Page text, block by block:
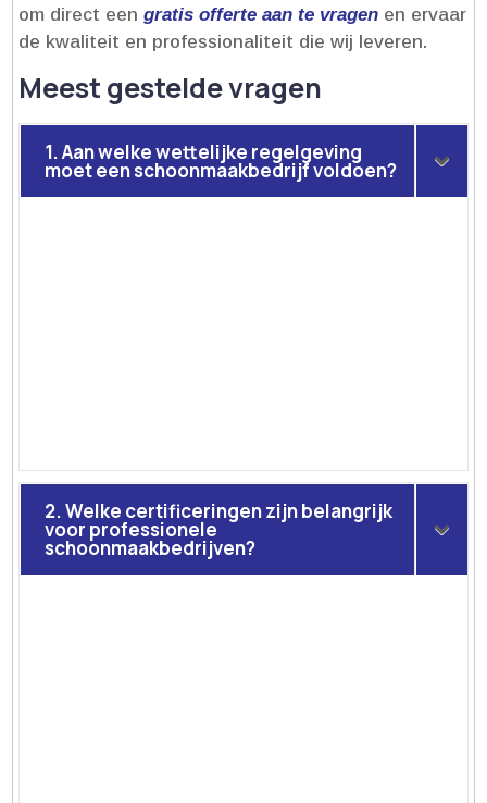
om direct eengratis offerte aan te vragen en ervaar
de kwaliteit en professionaliteit die wij leveren.​
Meest gestelde vragen
1. Aan welke wettelijke regelgeving
moet een schoonmaakbedrijf voldoen?
2. Welke certificeringen zijn belangrijk
voor professionele
schoonmaakbedrijven?